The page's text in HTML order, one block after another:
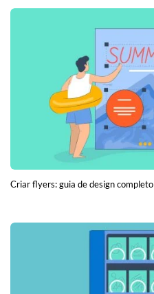
Criar flyers: guia de design completo